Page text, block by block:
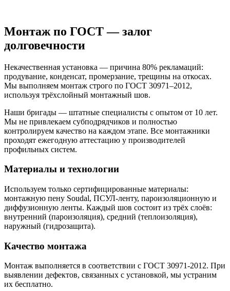
Монтаж по ГОСТ — залог
долговечности
Некачественная установка — причина 80% рекламаций:
продувание, конденсат, промерзание, трещины на откосах.
Мы выполняем монтаж строго по ГОСТ 30971–2012,
используя трёхслойный монтажный шов.
Наши бригады — штатные специалисты с опытом от 10 лет.
Мы не привлекаем субподрядчиков и полностью
контролируем качество на каждом этапе. Все монтажники
проходят ежегодную аттестацию у производителей
профильных систем.
Материалы и технологии
Используем только сертифицированные материалы:
монтажную пену Soudal, ПСУЛ-ленту, пароизоляционную и
диффузионную ленты. Каждый шов состоит из трёх слоёв:
внутренний (пароизоляция), средний (теплоизоляция),
наружный (гидрозащита).
Качество монтажа
Монтаж выполняется в соответствии с ГОСТ 30971-2012. При
выявлении дефектов, связанных с установкой, мы устраним
их бесплатно.